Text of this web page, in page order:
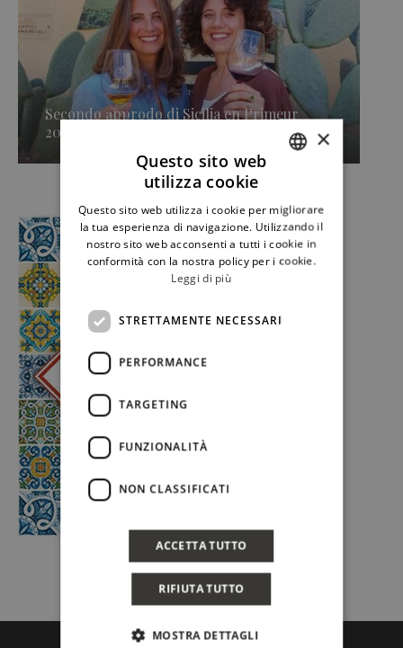
Secondo approdo di Sicilia en Primeur
2026, Caruso & Minini »
ENGLISH
×
Questo sito web
utilizza cookie
Questo sito web utilizza i cookie per migliorare
la tua esperienza di navigazione. Utilizzando il
nostro sito web acconsenti a tutti i cookie in
conformità con la nostra policy per i cookie.
Leggi di più
STRETTAMENTE NECESSARI
PERFORMANCE
TARGETING
FUNZIONALITÀ
NON CLASSIFICATI
ACCETTA TUTTO
RIFIUTA TUTTO
MOSTRA DETTAGLI